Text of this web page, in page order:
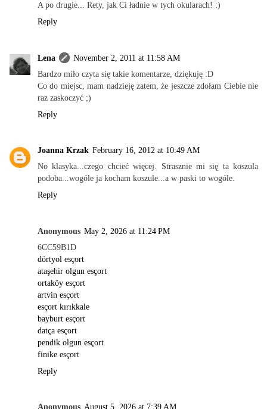
A po drugie... Rety, jak Ci ładnie w tych okularach! :)
Reply
Lena
November 2, 2011 at 11:58 AM
Bardzo miło czyta się takie komentarze, dziękuję :D
Co do miejsc, mam nadzieję zatem, że jeszcze zdołam Ciebie nie
raz zaskoczyć ;)
Reply
Joanna Krzak February 16, 2012 at 10:49 AM
No klasyka...czego chcieć więcej. Strasznie mi się ta koszula
podoba...wogóle ja kocham koszule...a w paski to wogóle.
Reply
Anonymous May 2, 2026 at 11:24 PM
6CC59B1D
dörtyol esçort
ataşehir olgun esçort
ortaköy esçort
artvin esçort
esçort kırıkkale
bayburt esçort
datça esçort
pendik olgun esçort
finike esçort
Reply
Anonymous August 5, 2026 at 7:39 AM